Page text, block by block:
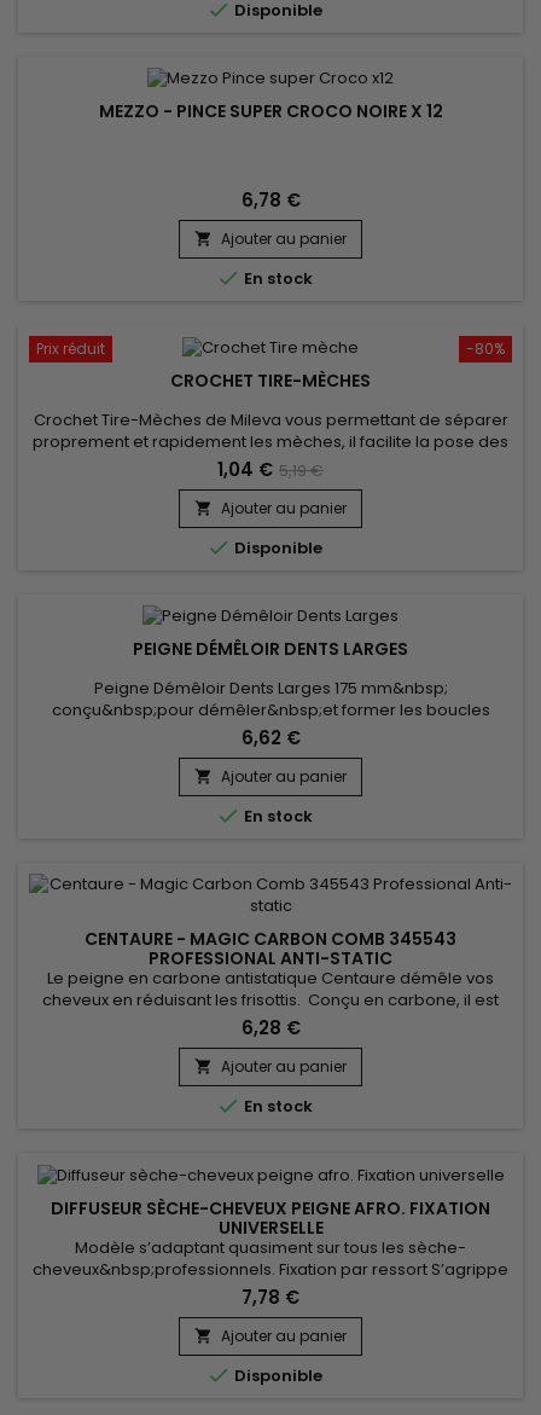
 Disponible
MEZZO - PINCE SUPER CROCO NOIRE X 12
6,78 €
 Ajouter au panier
 En stock
-80%
Prix réduit
CROCHET TIRE-MÈCHES
Crochet Tire-Mèches de Mileva vous permettant de séparer
proprement et rapidement les mèches, il facilite la pose des
extensions et une prise de main rapide et simple !
1,04 € 5,19 €
 Ajouter au panier
 Disponible
PEIGNE DÉMÊLOIR DENTS LARGES
Peigne Démêloir Dents Larges 175 mm&nbsp;
conçu&nbsp;pour démêler&nbsp;et former les boucles
indisciplinées
6,62 €
 Ajouter au panier
 En stock
CENTAURE - MAGIC CARBON COMB 345543
PROFESSIONAL ANTI-STATIC
Le peigne en carbone antistatique Centaure démêle vos
cheveux en réduisant les frisottis. Conçu en carbone, il est
léger et durable. Les propriétés de Centaure - Magic Carbon
Comb réduisent l’électricité statique de vos cheveux pour
offrir un coiffage soyeux. Pour tous types de cheveux.
6,28 €
 Ajouter au panier
 En stock
DIFFUSEUR SÈCHE-CHEVEUX PEIGNE AFRO. FIXATION
UNIVERSELLE
Modèle s’adaptant quasiment sur tous les sèche-
cheveux&nbsp;professionnels. Fixation par ressort S’agrippe
aussi sur les modèles coniques grâce à des freins en
caoutchouc. Le diamètre maximum de votre sèche-cheveux
doit être de 50mm Livré avec embout supplémentaire d'un
diamètre de 47 mm
7,78 €
 Ajouter au panier
 Disponible